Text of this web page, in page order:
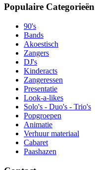
Populaire Categorieën
90's
Bands
Akoestisch
Zangers
DJ's
Kinderacts
Zangeressen
Presentatie
Look-a-likes
Solo's - Duo's - Trio's
Popgroepen
Animatie
Verhuur materiaal
Cabaret
Paashazen